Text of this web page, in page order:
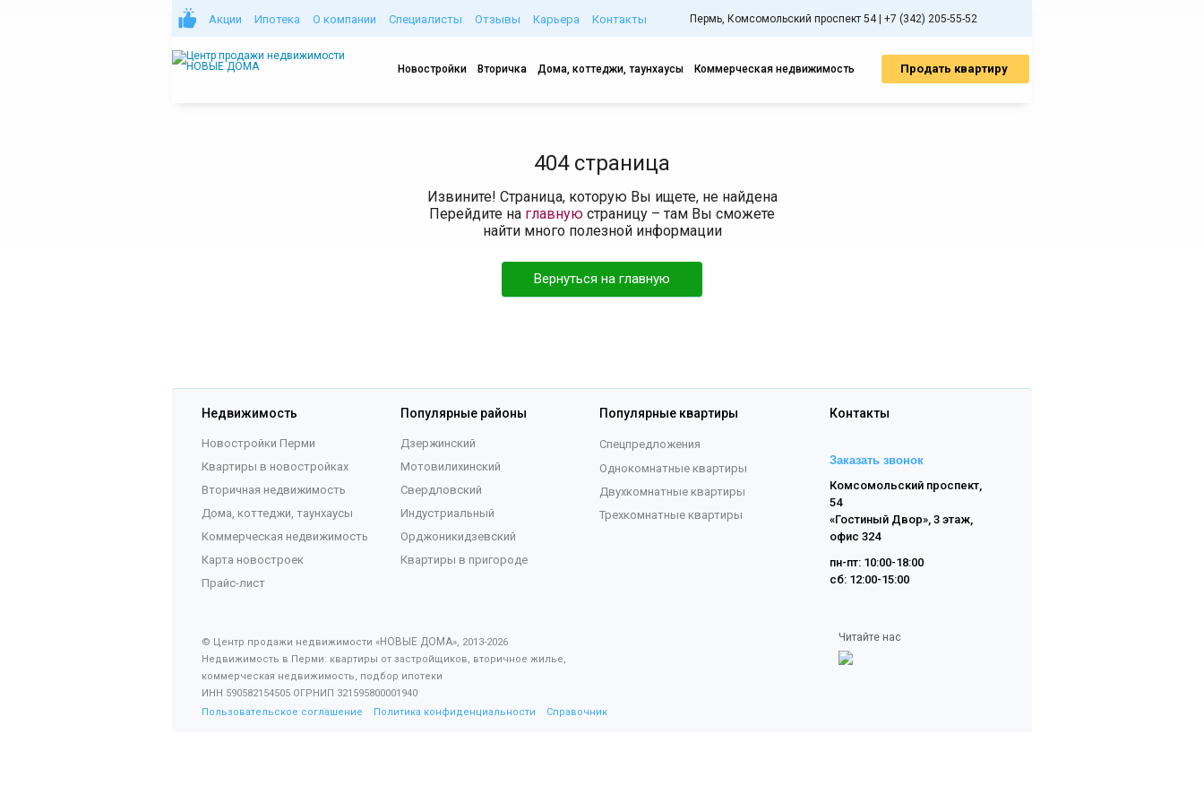
Акции Ипотека О компании Специалисты Отзывы Карьера Контакты Пермь, Комсомольский проспект 54 | +7 (342) 205-55-52
Новостройки Вторичка Дома, коттеджи, таунхаусы Коммерческая недвижимость Продать квартиру
404 страница
Извините! Страница, которую Вы ищете, не найдена
Перейдите на главную страницу – там Вы сможете
найти много полезной информации
Вернуться на главную
Недвижимость
Новостройки Перми
Квартиры в новостройках
Вторичная недвижимость
Дома, коттеджи, таунхаусы
Коммерческая недвижимость
Карта новостроек
Прайс-лист
Популярные районы
Дзержинский
Мотовилихинский
Свердловский
Индустриальный
Орджоникидзевский
Квартиры в пригороде
Популярные квартиры
Спецпредложения
Однокомнатные квартиры
Двухкомнатные квартиры
Трехкомнатные квартиры
Контакты
Заказать звонок
Комсомольский проспект,
54
«Гостиный Двор», 3 этаж,
офис 324
пн-пт: 10:00-18:00
сб: 12:00-15:00
© Центр продажи недвижимости «НОВЫЕ ДОМА», 2013-2026
Недвижимость в Перми: квартиры от застройщиков, вторичное жилье,
коммерческая недвижимость, подбор ипотеки
ИНН 590582154505 ОГРНИП 321595800001940
Пользовательское соглашение
Политика конфиденциальности Справочник
Читайте нас